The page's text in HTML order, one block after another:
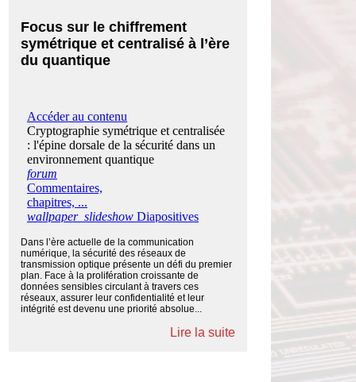
Focus sur le chiffrement
symétrique et centralisé à l’ère
du quantique
Dans l’ère actuelle de la communication
numérique, la sécurité des réseaux de
transmission optique présente un défi du premier
plan. Face à la prolifération croissante de
données sensibles circulant à travers ces
réseaux, assurer leur confidentialité et leur
intégrité est devenu une priorité absolue...
Lire la suite